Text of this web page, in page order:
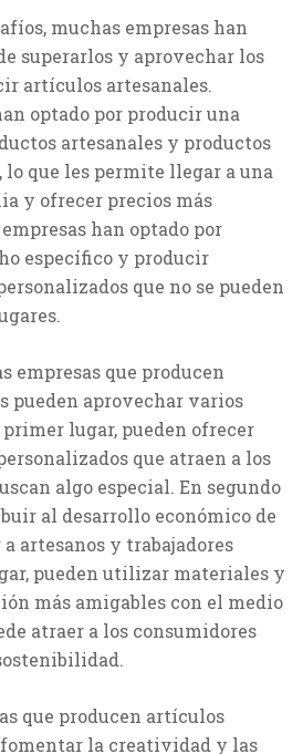
muchas empresas han
superarlos y aprovechar los
artículos artesanales.
optado por producir una
artesanales y productos
lo que les permite llegar a una
y ofrecer precios más
han optado por
específico y producir
que no se pueden
empresas que producen
pueden aprovechar varios
lugar, pueden ofrecer
que atraen a los
algo especial. En segundo
al desarrollo económico de
artesanos y trabajadores
pueden utilizar materiales y
más amigables con el medio
atraer a los consumidores
que producen artículos
la creatividad y las